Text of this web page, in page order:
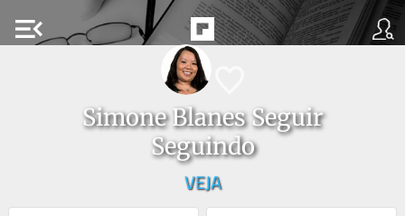
menu_open
Simone Blanes Seguir
Seguindo
VEJA